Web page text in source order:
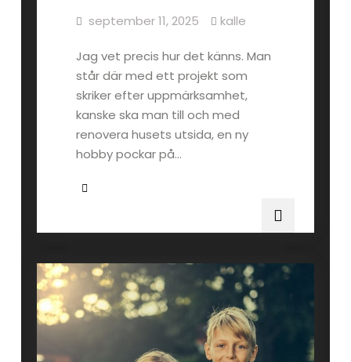
september 11, 2025 kalle
Jag vet precis hur det känns. Man
står där med ett projekt som
skriker efter uppmärksamhet,
kanske ska man till och med
renovera husets utsida, en ny
hobby pockar på…